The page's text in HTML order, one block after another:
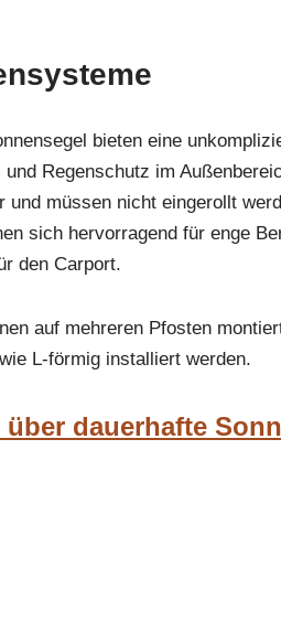
bieten eine
und Regenschutz im
und müssen nicht eingerollt
sich hervorragend für enge
den Carport.
auf mehreren Pfosten
L-förmig installiert werden.
dauerhafte